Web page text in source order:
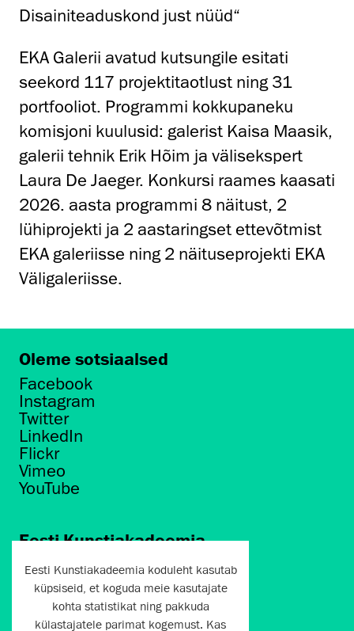
Disainiteaduskond just nüüd“
EKA Galerii avatud kutsungile esitati
seekord 117 projektitaotlust ning 31
portfooliot. Programmi kokkupaneku
komisjoni kuulusid: galerist Kaisa Maasik,
galerii tehnik Erik Hõim ja välisekspert
Laura De Jaeger. Konkursi raames kaasati
2026. aasta programmi 8 näitust, 2
lühiprojekti ja 2 aastaringset ettevõtmist
EKA galeriisse ning 2 näituseprojekti EKA
Väligaleriisse.
Oleme sotsiaalsed
Facebook
Instagram
Twitter
LinkedIn
Flickr
Vimeo
YouTube
Eesti Kunstiakadeemia
Põhja puiestee 7
Tallinn 10412
artun@artun.ee
Eesti Kunstiakadeemia koduleht kasutab
küpsiseid, et koguda meie kasutajate
kohta statistikat ning pakkuda
külastajatele parimat kogemust. Kas